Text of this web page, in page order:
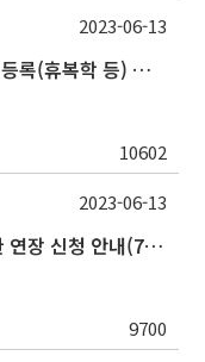
2023학년도 제2학기 등록금 수납 및 등록(휴복학 등) 일정 안내(등록금 납부 일정 추가)
10602
2023-06-13
2023학년도 2학기 학위논문제출기한 연장 신청 안내(7/3까지)
9700
2023-06-13